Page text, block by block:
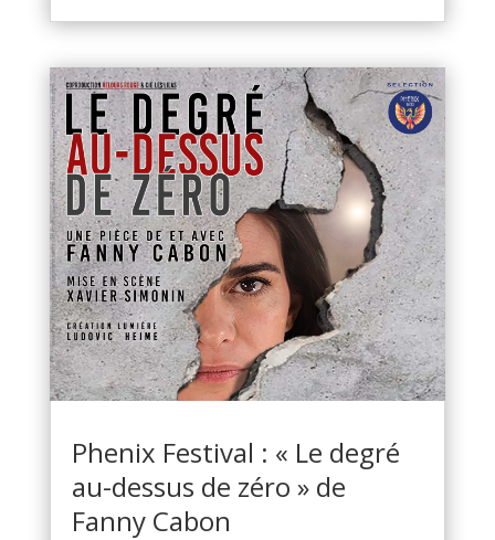
Phenix Festival : « Le degré
au-dessus de zéro » de
Fanny Cabon